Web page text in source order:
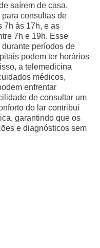
saírem de casa.
consultas de
7h às 17h, e as
7h e 19h. Esse
períodos de
podem ter horários
a telemedicina
médicos,
enfrentar
de consultar um
do lar contribui
garantindo que os
e diagnósticos sem